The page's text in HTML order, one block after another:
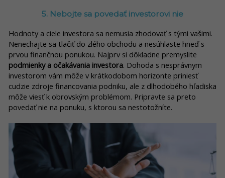
5. Nebojte sa povedať investorovi nie
Hodnoty a ciele investora sa nemusia zhodovať s tými vašimi.
Nenechajte sa tlačiť do zlého obchodu a nesúhlaste hneď s
prvou finančnou ponukou. Najprv si dôkladne premyslite
podmienky a očakávania investora. Dohoda s nesprávnym
investorom vám môže v krátkodobom horizonte priniesť
cudzie zdroje financovania podniku, ale z dlhodobého hľadiska
môže viesť k obrovským problémom. Pripravte sa preto
povedať nie na ponuku, s ktorou sa nestotožníte.